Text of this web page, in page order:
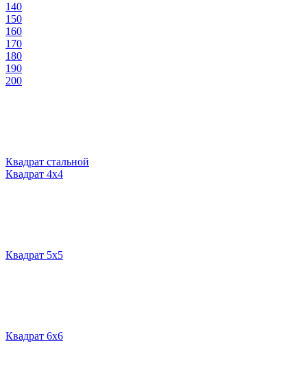
140
150
160
170
180
190
200
Квадрат стальной
Квадрат 4х4
Квадрат 5х5
Квадрат 6х6